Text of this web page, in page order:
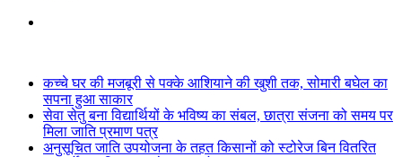
कच्चे घर की मजबूरी से पक्के आशियाने की खुशी तक, सोमारी बघेल का
सपना हुआ साकार
सेवा सेतु बना विद्यार्थियों के भविष्य का संबल, छात्रा संजना को समय पर
मिला जाति प्रमाण पत्र
अनुसूचित जाति उपयोजना के तहत किसानों को स्टोरेज बिन वितरित